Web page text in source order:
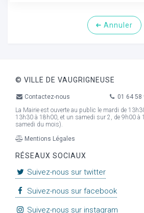
Annuler
© VILLE DE VAUGRIGNEUSE
Contactez-nous
01 64 58
La Mairie est ouverte au public le mardi de
13h30 à 18h00, et un samedi sur 2, de 9h00 à
samedi du mois).
Mentions Légales
RÉSEAUX SOCIAUX
Suivez-nous sur twitter
Suivez-nous sur facebook
Suivez-nous sur instagram